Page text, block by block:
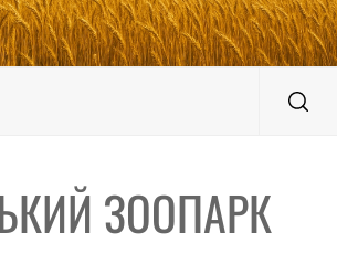
IS
ЗООПАРК